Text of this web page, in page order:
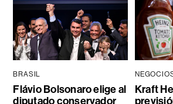
BRASIL
Flávio Bolsonaro elige al
diputado conservador
Kraft